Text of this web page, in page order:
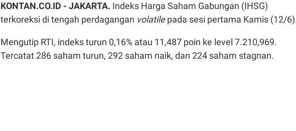
KONTAN.CO.ID - JAKARTA. Indeks Harga Saham Gabungan (IHSG)
terkoreksi di tengah perdagangan volatilepada sesi pertama Kamis (12/
Mengutip RTI, indeks turun 0,16% atau 11,487 poin ke level 7.210,969.
Tercatat 286 saham turun, 292 saham naik, dan 224 saham stagnan.